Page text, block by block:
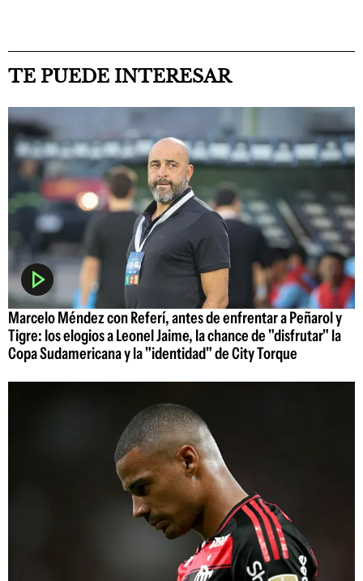
TE PUEDE INTERESAR
Marcelo Méndez con Referí, antes de enfrentar a Peñarol y
Tigre: los elogios a Leonel Jaime, la chance de "disfrutar" la
Copa Sudamericana y la "identidad" de City Torque